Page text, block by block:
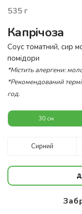
535 г
Капрічоза
Соус томатний, сир
помідори
*Містить алергени:
*Рекомендований
год.
30 см
Сирний